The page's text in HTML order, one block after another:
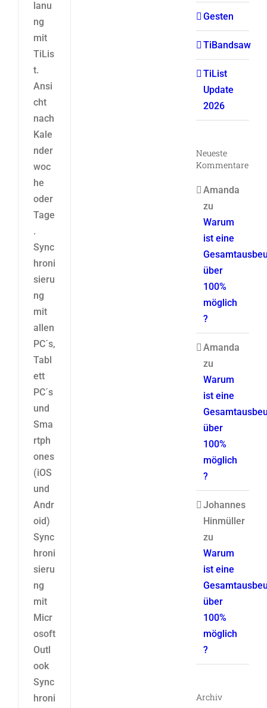
lanu
ng
mit
TiLis
t.
Ansi
cht
nach
Kale
nder
woc
he
oder
Tage
.
Sync
hroni
sieru
ng
mit
allen
PC´s,
Tabl
ett
PC´s
und
Sma
rtph
ones
(iOS
und
Andr
oid)
Sync
hroni
sieru
ng
mit
Micr
osoft
Outl
ook
Sync
hroni
Gesten
TiBandsaw
TiList
Update
2026
Neueste
Kommentare
Amanda
zu
Warum
ist eine
über
100%
möglich
?
Amanda
zu
Warum
ist eine
über
100%
möglich
?
Johannes
Hinmüller
zu
Warum
ist eine
über
100%
möglich
?
Archiv